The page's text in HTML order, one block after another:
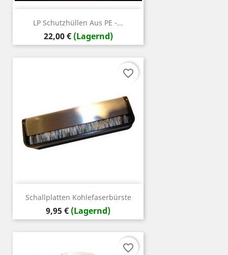
LP Schutzhüllen Aus PE -...
Preis
22,00 € (Lagernd)
Schallplatten Kohlefaserbürste
Preis
9,95 € (Lagernd)
favorite_border
favorite_border